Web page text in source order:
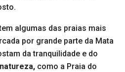
algumas das praias mais
por grande parte da Mata
da tranquilidade e do
como a Praia do